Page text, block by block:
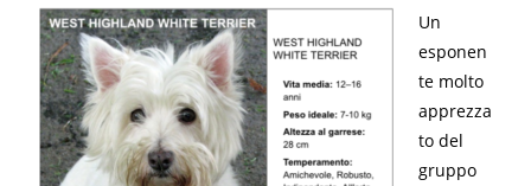
Un
esponen
te molto
apprezza
to del
gruppo